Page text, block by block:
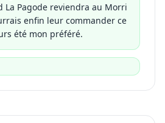
La Pagode reviendra au Morri
enfin leur commander ce
été mon préféré.